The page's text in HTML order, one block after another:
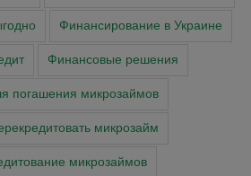
Финансирование в Украине
Финансовые решения
погашения микрозаймов
микрозайм
микрозаймов